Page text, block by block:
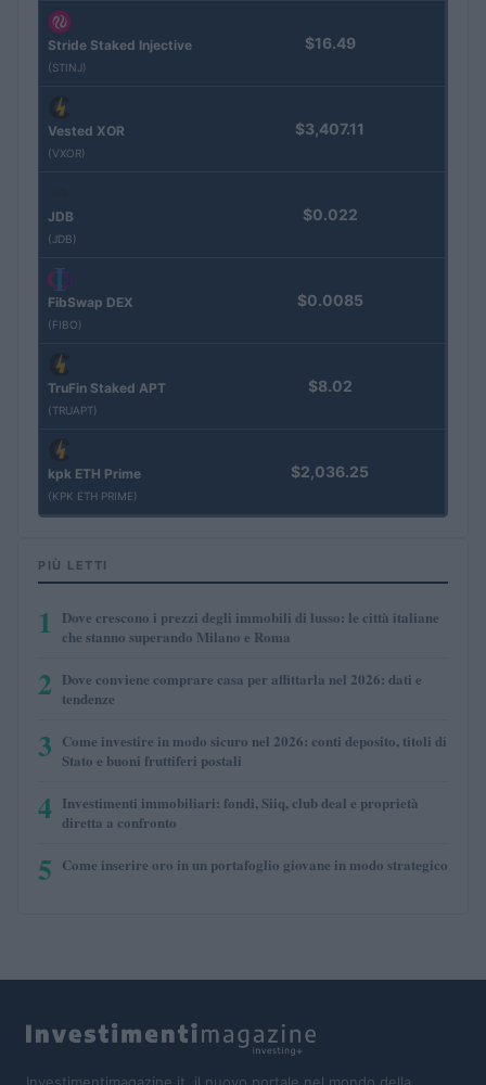
Stride Staked Injective
(STINJ)
$16.49
Vested XOR
(VXOR)
$3,407.11
JDB
(JDB)
$0.022
FibSwap DEX
(FIBO)
$0.0085
TruFin Staked APT
(TRUAPT)
$8.02
kpk ETH Prime
(KPK ETH PRIME)
$2,036.25
PIÙ LETTI
1
Dove crescono i prezzi degli immobili di lusso: le città italiane
che stanno superando Milano e Roma
2 Dove conviene comprare casa per affittarla nel 2026: dati e
tendenze
3 Come investire in modo sicuro nel 2026: conti deposito, titoli di
Stato e buoni fruttiferi postali
4 Investimenti immobiliari: fondi, Siiq, club deal e proprietà
diretta a confronto
5 Come inserire oro in un portafoglio giovane in modo strategico